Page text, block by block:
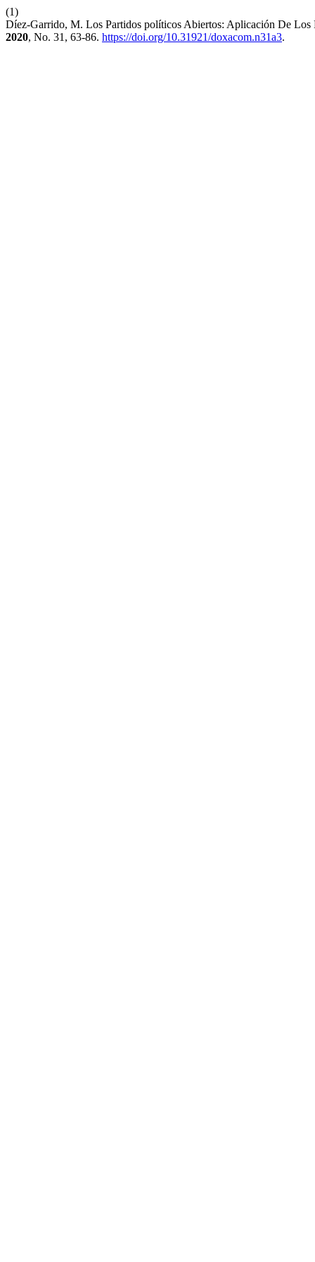
(1)
Díez-Garrido, M. Los Partidos políticos Abiertos: Aplicación De
2020, No. 31, 63-86. https://doi.org/10.31921/doxacom.n31a3.